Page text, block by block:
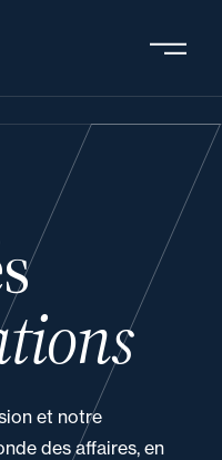
et notre
des affaires, en